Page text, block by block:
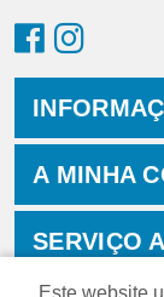
A MINHA
SERVIÇO
Este website